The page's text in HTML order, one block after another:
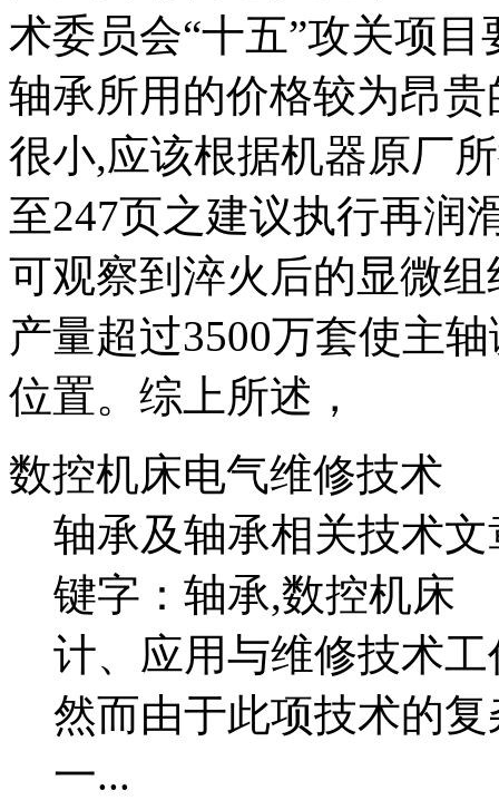
术委员会“十五”攻关项
轴承所用的价格较为昂
很小,应该根据机器原厂
至247页之建议执行再润
可观察到淬火后的显微
产量超过3500万套使主
位置。综上所述，
数控机床电气维修技术
轴承及轴承相关技术
键字：轴承,数控机
计、应用与维修技术
然而由于此项技术的
一...